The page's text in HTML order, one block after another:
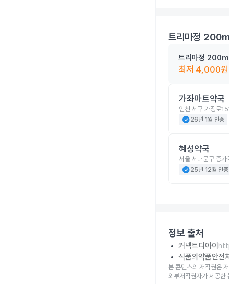
트리마정
트리마정
최저 4,000원
가좌마트약국
인천 서구 가정로
check_circle26년 1월 인증
혜성약국
서울 서대문구 증
check_circle25년 12월 인증
정보 출처
커넥트디아이
식품의약품안전
본 콘텐츠의 저작권은
외부저작권자가 제공한